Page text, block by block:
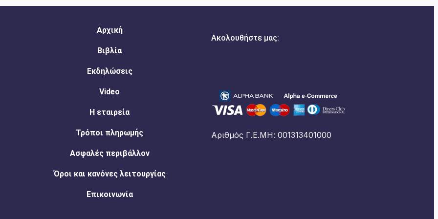
Αρχική
Βιβλία
Εκδηλώσεις
Video
Η εταιρεία
Τρόποι πληρωμής
Ασφαλές περιβάλλον
Όροι και κανόνες λειτουργίας
Επικοινωνία
Ακολουθήστε μας:
Αριθμός Γ.Ε.ΜΗ: 001313401000